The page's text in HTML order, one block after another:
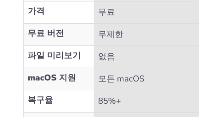
가격
무료
무료 버전
무제한
파일 미리보기
없음
macOS 지원
모든 macOS
복구율
85%+